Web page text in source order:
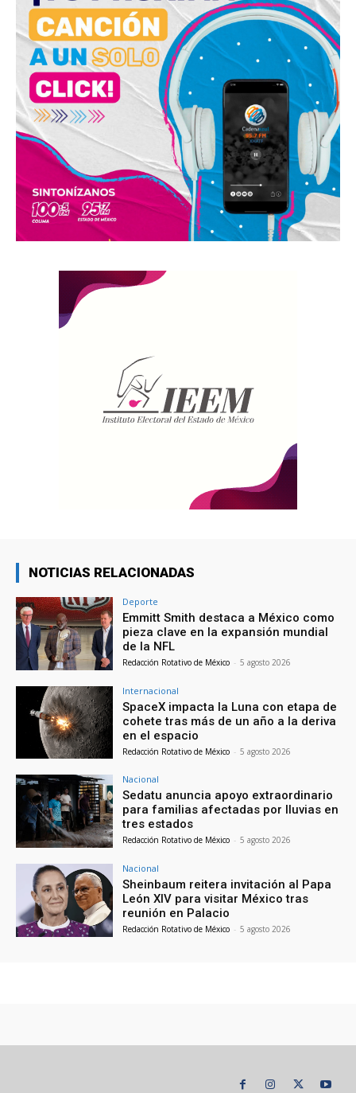
NOTICIAS RELACIONADAS
Deporte
Emmitt Smith destaca a México como
pieza clave en la expansión mundial
de la NFL
Redacción Rotativo de México - 5 agosto 2026
Internacional
SpaceX impacta la Luna con etapa de
cohete tras más de un año a la deriva
en el espacio
Redacción Rotativo de México - 5 agosto 2026
Nacional
Sedatu anuncia apoyo extraordinario
para familias afectadas por lluvias en
tres estados
Redacción Rotativo de México - 5 agosto 2026
Nacional
Sheinbaum reitera invitación al Papa
León XIV para visitar México tras
reunión en Palacio
Redacción Rotativo de México - 5 agosto 2026